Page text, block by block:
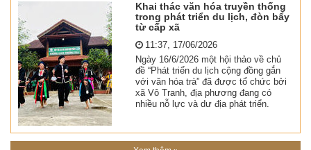
Khai thác văn hóa truyền thống
trong phát triển du lịch, đòn bẩy
từ cấp xã
11:37, 17/06/2026
Ngày 16/6/2026 một hội thảo về chủ
đề “Phát triển du lịch cộng đồng gắn
với văn hóa trà” đã được tổ chức bởi
xã Vô Tranh, địa phương đang có
nhiều nỗ lực và dư địa phát triển.